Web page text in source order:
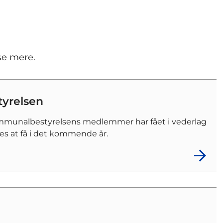
mere.
medlemmer har fået i vederlag
at få i det kommende år.